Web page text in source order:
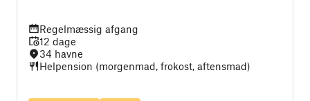
Regelmæssig afgang
12 dage
34 havne
Helpension (morgenmad, frokost, aftensmad)